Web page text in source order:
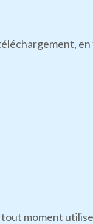
moment